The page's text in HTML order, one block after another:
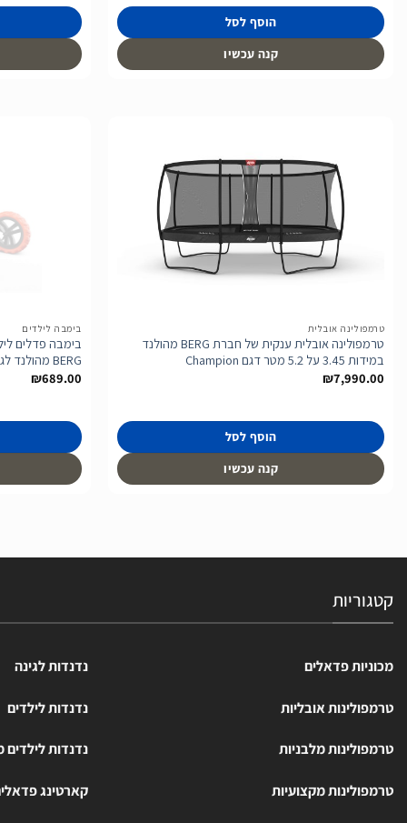
הוסף לסל
קנה עכשיו
טרמפולינה אובלית
טרמפולינה אובלית ענקית של חברת BERG מהולנד
במידות 3.45 על 5.2 מטר דגם Champion
₪7,990.00
הוסף לסל
קנה עכשיו
בימבה לילדים
BERG מהולנד לגיל 2-5
₪689.00
קטגוריות
מכוניות פדאלים
טרמפולינות אובליות
טרמפולינות מלבניות
טרמפולינות מקצועיות
נדנדות לגינה
נדנדות לילדים
נדנדות
קארטינג